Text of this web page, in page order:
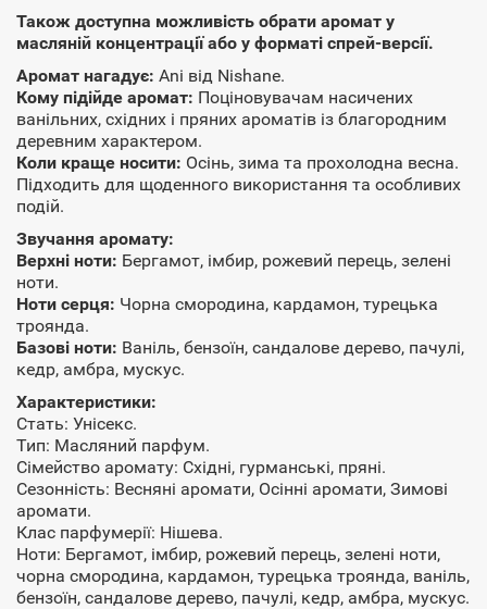
Також доступна можливість обрати аромат у
масляній концентрації або у форматі спрей-версії.
Аромат нагадує: Ani від Nishane.
Кому підійде аромат: Поціновувачам насичених
ванільних, східних і пряних ароматів із благородним
деревним характером.
Коли краще носити: Осінь, зима та прохолодна весна.
Підходить для щоденного використання та особливих
подій.
Звучання аромату:
Верхні ноти: Бергамот, імбир, рожевий перець, зелені
ноти.
Ноти серця: Чорна смородина, кардамон, турецька
троянда.
Базові ноти: Ваніль, бензоїн, сандалове дерево, пачулі,
кедр, амбра, мускус.
Характеристики:
Стать: Унісекс.
Тип: Масляний парфум.
Сімейство аромату: Східні, гурманські, пряні.
Сезонність: Весняні аромати, Осінні аромати, Зимові
аромати.
Клас парфумерії: Нішева.
Ноти: Бергамот, імбир, рожевий перець, зелені ноти,
чорна смородина, кардамон, турецька троянда, ваніль,
бензоїн, сандалове дерево, пачулі, кедр, амбра, мускус.